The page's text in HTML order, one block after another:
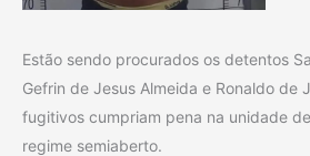
Estão sendo procurados os detentos
Gefrin de Jesus Almeida e Ronaldo de
fugitivos cumpriam pena na unidade
regime semiaberto.